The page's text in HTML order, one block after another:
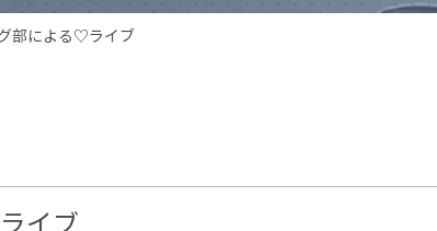
部による♡ライブ
イブ